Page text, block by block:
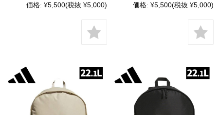
価格: ¥5,500(税抜 ¥5,000) 価格: ¥5,500(税抜 ¥5,000)